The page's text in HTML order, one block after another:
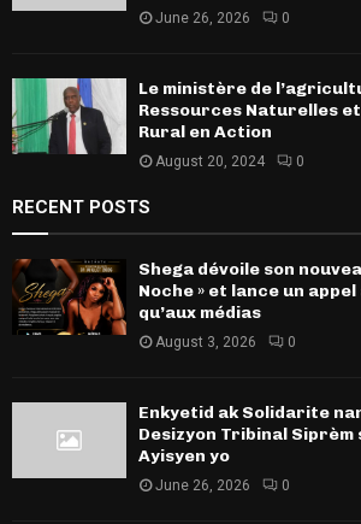
June 26, 2026 0
Le ministère de
Ressources Naturelles
Rural en Action
August 20, 2024 0
RECENT POSTS
Shega dévoile son
Noche » et lance un
qu’aux médias
August 3, 2026 0
Enkyetid ak Solidarite
Desizyon Tribinal Siprèm
Ayisyen yo
June 26, 2026 0